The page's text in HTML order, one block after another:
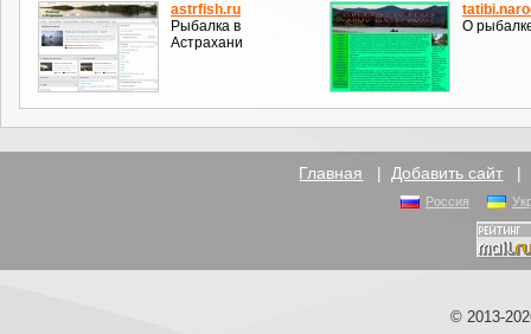
astrfish.ru
Рыбалка в
Астрахани
О
Главная | Добавить сайт |
Россия
© 2013-